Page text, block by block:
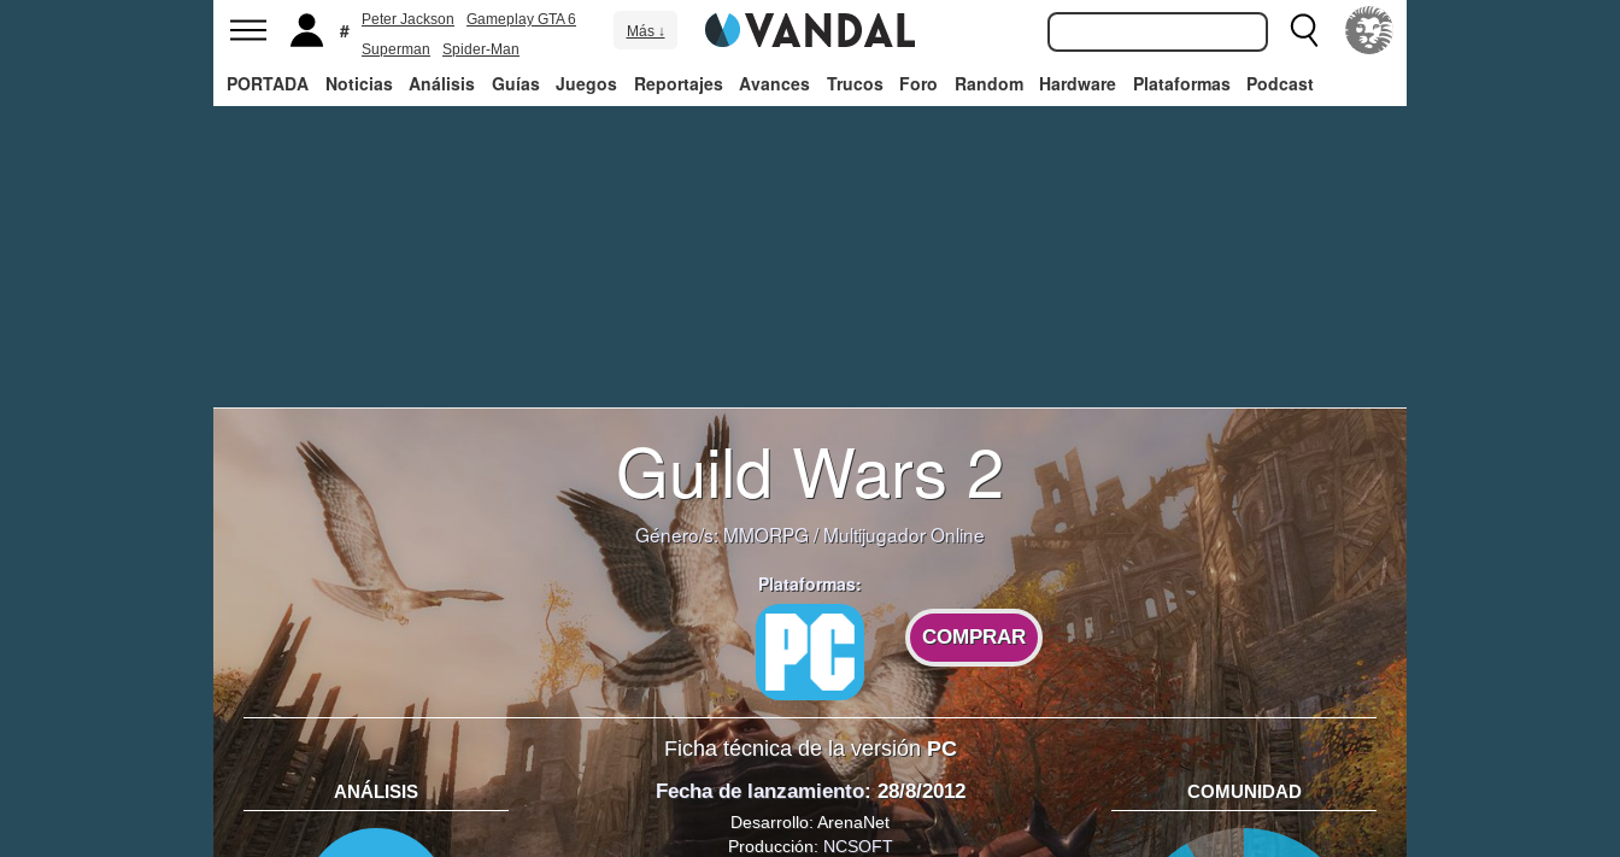
Peter Jackson
Gameplay GTA 6
Superman
Spider-Man
Más ↓
PORTADA Noticias Análisis Guías Juegos Reportajes Avances Trucos Foro Random Hardware Plataformas Podcast
Guild Wars 2
Género/s:MMORPG/Multijugador Online
Plataformas:
COMPRAR
Ficha técnica de la versiónPC
ANÁLISIS Fecha de lanzamiento: 28/8/2012
Desarrollo: ArenaNet
Producción: NCSOFT
COMUNIDAD